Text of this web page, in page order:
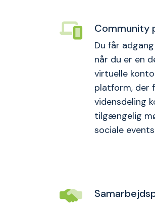
Community
Du får
når du er en
virtuelle
platform, der
vidensdeling